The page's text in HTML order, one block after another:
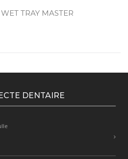
TRAY MASTER
DENTAIRE